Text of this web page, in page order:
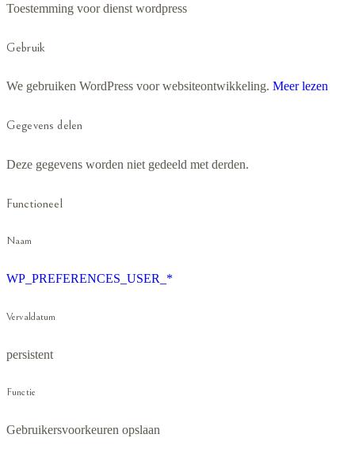
Toestemming voor dienst wordpress
Gebruik
We gebruiken WordPress voor websiteontwikkeling. Meer lezen
Gegevens delen
Deze gegevens worden niet gedeeld met derden.
Functioneel
Naam
WP_PREFERENCES_USER_*
Vervaldatum
persistent
Functie
Gebruikersvoorkeuren opslaan